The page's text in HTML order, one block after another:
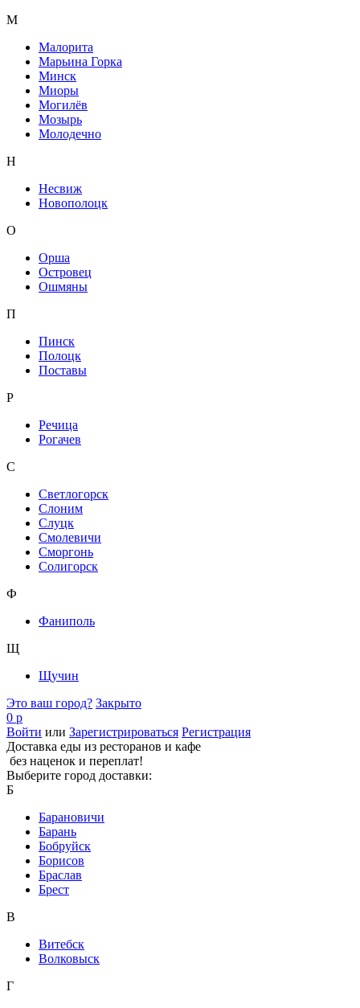
М
Малорита
Марьина Горка
Минск
Миоры
Могилёв
Мозырь
Молодечно
Н
Несвиж
Новополоцк
О
Орша
Островец
Ошмяны
П
Пинск
Полоцк
Поставы
Р
Речица
Рогачев
С
Светлогорск
Слоним
Слуцк
Смолевичи
Сморгонь
Солигорск
Ф
Фаниполь
Щ
Щучин
Это ваш город? Закрыто
0 р
Войти или Зарегистрироваться Регистрация
Доставка еды из ресторанов и кафе
без наценок и переплат!
Выберите город доставки:
Б
Барановичи
Барань
Бобруйск
Борисов
Браслав
Брест
В
Витебск
Волковыск
Г